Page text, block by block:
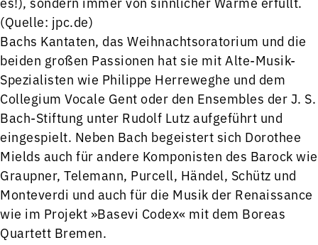
(Quelle: jpc.de)
Bachs Kantaten, das Weihnachtsoratorium und die
beiden großen Passionen hat sie mit Alte-Musik-
Spezialisten wie Philippe Herreweghe und dem
Collegium Vocale Gent oder den Ensembles der J. S.
Bach-Stiftung unter Rudolf Lutz aufgeführt und
eingespielt. Neben Bach begeistert sich Dorothee
Mields auch für andere Komponisten des Barock wie
Graupner, Telemann, Purcell, Händel, Schütz und
Monteverdi und auch für die Musik der Renaissance
wie im Projekt »Basevi Codex« mit dem Boreas
Quartett Bremen.